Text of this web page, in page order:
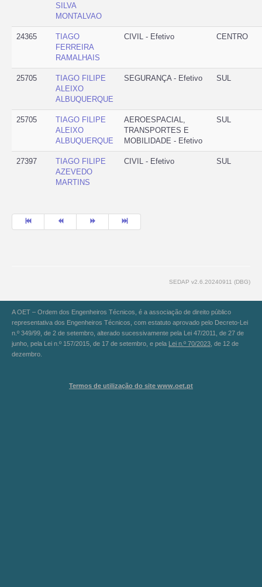
SILVA
MONTALVAO
24365
TIAGO
FERREIRA
RAMALHAIS
CIVIL - Efetivo CENTRO
25705
TIAGO FILIPE
ALEIXO
ALBUQUERQUE
SEGURANÇA - Efetivo SUL
25705
TIAGO FILIPE
ALEIXO
ALBUQUERQUE
AEROESPACIAL,
TRANSPORTES E
MOBILIDADE - Efetivo
SUL
27397
TIAGO FILIPE
AZEVEDO
MARTINS
CIVIL - Efetivo SUL
SEDAP v2.6.20240911 (DBG)
A OET – Ordem dos Engenheiros Técnicos, é a associação de direito público
representativa dos Engenheiros Técnicos, com estatuto aprovado pelo Decreto-Lei
n.º 349/99, de 2 de setembro, alterado sucessivamente pela Lei 47/2011, de 27 de
junho, pela Lei n.º 157/2015, de 17 de setembro, e pela Lei n.º 70/2023 , de 12 de
dezembro.
Termos de utilização do site www.oet.pt